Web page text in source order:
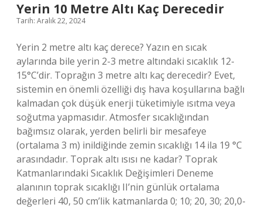
Yerin 10 Metre Altı Kaç Derecedir
Tarih: Aralık 22, 2024
Yerin 2 metre altı kaç derece? Yazın en sıcak
aylarında bile yerin 2-3 metre altındaki sıcaklık 12-
15°C’dir. Toprağın 3 metre altı kaç derecedir? Evet,
sistemin en önemli özelliği dış hava koşullarına bağlı
kalmadan çok düşük enerji tüketimiyle ısıtma veya
soğutma yapmasıdır. Atmosfer sıcaklığından
bağımsız olarak, yerden belirli bir mesafeye
(ortalama 3 m) inildiğinde zemin sıcaklığı 14 ila 19 °C
arasındadır. Toprak altı ısısı ne kadar? Toprak
Katmanlarındaki Sıcaklık Değişimleri Deneme
alanının toprak sıcaklığı II’nin günlük ortalama
değerleri 40, 50 cm’lik katmanlarda 0; 10; 20, 30; 20,0-